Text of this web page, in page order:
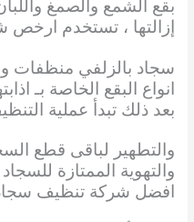
بقع الشمع والصمغ
إزالتها ، تستخدم
سجاد بالزلفي منظفات
انواع البقع الخاصة بـ
بعد ذلك تبدأ عملية
والتطهير لباقى قطع
والتهوية الممتازة
افضل شركة تنظيف